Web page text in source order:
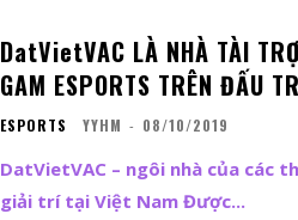
DatVietVAC LÀ NHÀ TÀI
GAM ESPORTS TRÊN ĐẤU
ESPORTS YYHM - 08/10/2019
DatVietVAC – ngôi nhà của các
giải trí tại Việt Nam Được...